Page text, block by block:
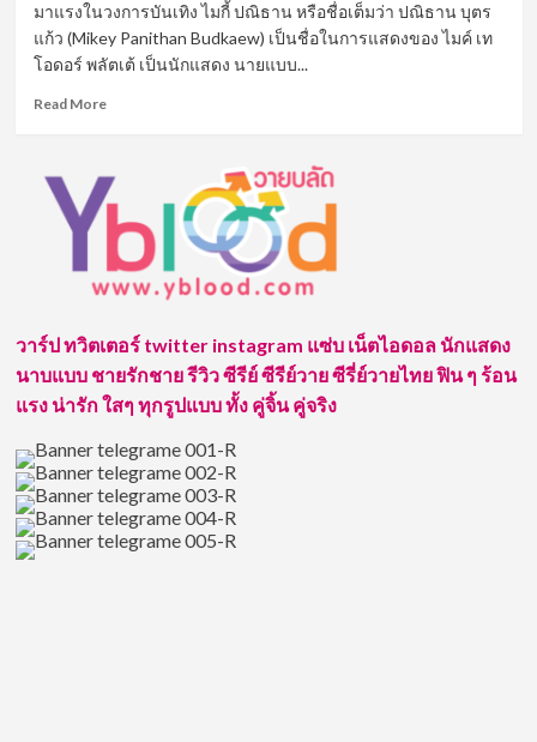
มาแรงในวงการบันเทิง ไมกี้ ปณิธาน หรือชื่อเต็มว่า ปณิธาน บุตร
แก้ว (Mikey Panithan Budkaew) เป็นชื่อในการแสดงของ ไมค์ เท
โอดอร์ พลัตเต้ เป็นนักแสดง นายแบบ...
Read MoreRead
กี้
นัก
แสดง
หนุ่ม
ลูก
ครึ่ง
ไทย-
เยอรมัน
จาก
สังกัด
ช่อง
วาร์ป ทวิตเตอร์ twitter instagram แซ่บ เน็ตไอดอล นักแสดง
นาบแบบ ชายรักชาย รีวิว ซีรีย์ ซีรีย์วาย ซีรี่ย์วายไทย ฟิน ๆ ร้อน
แรง น่ารัก ใสๆ ทุกรูปแบบ ทั้ง คู่จิ้น คู่จริง